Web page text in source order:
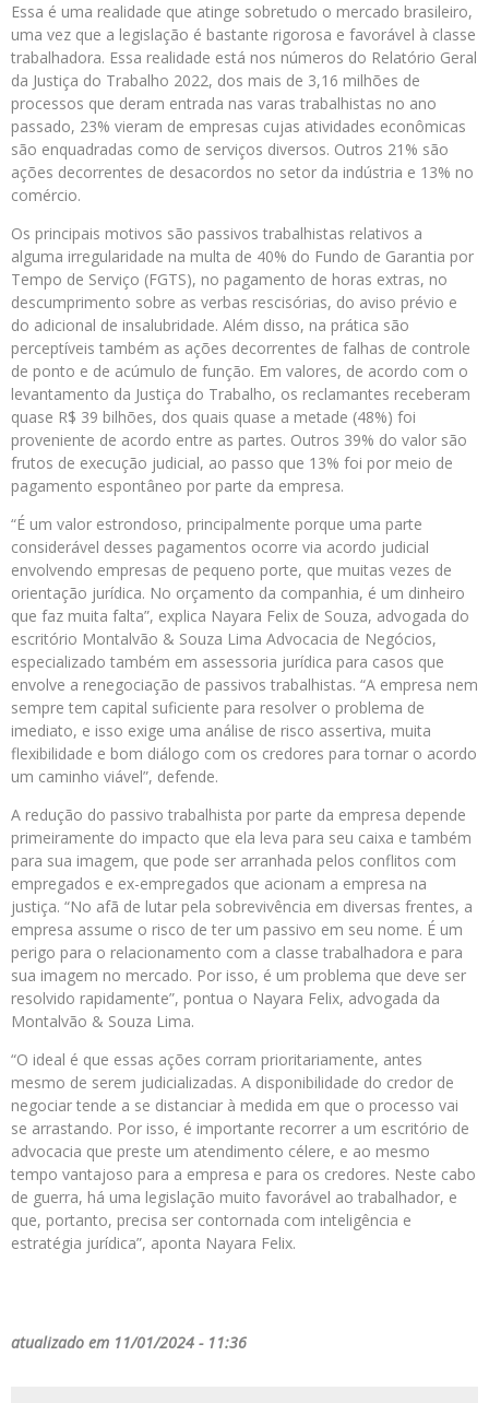
Essa é uma realidade que atinge sobretudo o mercado brasileiro,
uma vez que a legislação é bastante rigorosa e favorável à classe
trabalhadora. Essa realidade está nos números do Relatório Geral
da Justiça do Trabalho 2022, dos mais de 3,16 milhões de
processos que deram entrada nas varas trabalhistas no ano
passado, 23% vieram de empresas cujas atividades econômicas
são enquadradas como de serviços diversos. Outros 21% são
ações decorrentes de desacordos no setor da indústria e 13% no
comércio.
Os principais motivos são passivos trabalhistas relativos a
alguma irregularidade na multa de 40% do Fundo de Garantia por
Tempo de Serviço (FGTS), no pagamento de horas extras, no
descumprimento sobre as verbas rescisórias, do aviso prévio e
do adicional de insalubridade. Além disso, na prática são
perceptíveis também as ações decorrentes de falhas de controle
de ponto e de acúmulo de função. Em valores, de acordo com o
levantamento da Justiça do Trabalho, os reclamantes receberam
quase R$ 39 bilhões, dos quais quase a metade (48%) foi
proveniente de acordo entre as partes. Outros 39% do valor são
frutos de execução judicial, ao passo que 13% foi por meio de
pagamento espontâneo por parte da empresa.
“É um valor estrondoso, principalmente porque uma parte
considerável desses pagamentos ocorre via acordo judicial
envolvendo empresas de pequeno porte, que muitas vezes de
orientação jurídica. No orçamento da companhia, é um dinheiro
que faz muita falta”, explica Nayara Felix de Souza, advogada do
escritório Montalvão & Souza Lima Advocacia de Negócios,
especializado também em assessoria jurídica para casos que
envolve a renegociação de passivos trabalhistas. “A empresa nem
sempre tem capital suficiente para resolver o problema de
imediato, e isso exige uma análise de risco assertiva, muita
flexibilidade e bom diálogo com os credores para tornar o acordo
um caminho viável”, defende.
A redução do passivo trabalhista por parte da empresa depende
primeiramente do impacto que ela leva para seu caixa e também
para sua imagem, que pode ser arranhada pelos conflitos com
empregados e ex-empregados que acionam a empresa na
justiça. “No afã de lutar pela sobrevivência em diversas frentes, a
empresa assume o risco de ter um passivo em seu nome. É um
perigo para o relacionamento com a classe trabalhadora e para
sua imagem no mercado. Por isso, é um problema que deve ser
resolvido rapidamente”, pontua o Nayara Felix, advogada da
Montalvão & Souza Lima.
“O ideal é que essas ações corram prioritariamente, antes
mesmo de serem judicializadas. A disponibilidade do credor de
negociar tende a se distanciar à medida em que o processo vai
se arrastando. Por isso, é importante recorrer a um escritório de
advocacia que preste um atendimento célere, e ao mesmo
tempo vantajoso para a empresa e para os credores. Neste cabo
de guerra, há uma legislação muito favorável ao trabalhador, e
que, portanto, precisa ser contornada com inteligência e
estratégia jurídica”, aponta Nayara Felix.
atualizado em 11/01/2024 - 11:36